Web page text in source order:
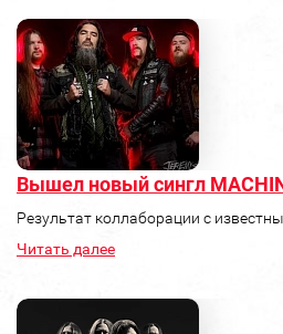
Вышел новый сингл
Результат коллаборации с
Читать далее